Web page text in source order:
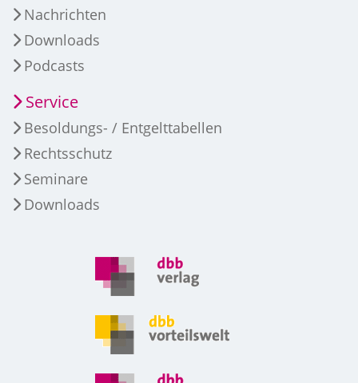
Nachrichten
Downloads
Podcasts
Service
Besoldungs- / Entgelttabellen
Rechtsschutz
Seminare
Downloads